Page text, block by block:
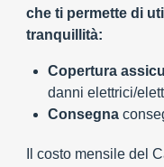
che ti permette di
tranquillità:
Copertura
danni elettrici/
Consegna
Il costo mensile del